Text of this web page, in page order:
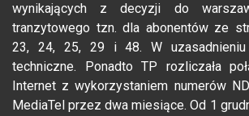
wynikających z decyzji do
tranzytowego tzn. dla abonentów ze
23, 24, 25, 29 i 48. W uzasadnieniu
techniczne. Ponadto TP rozliczała
Internet z wykorzystaniem numerów
MediaTel przez dwa miesiące. Od 1